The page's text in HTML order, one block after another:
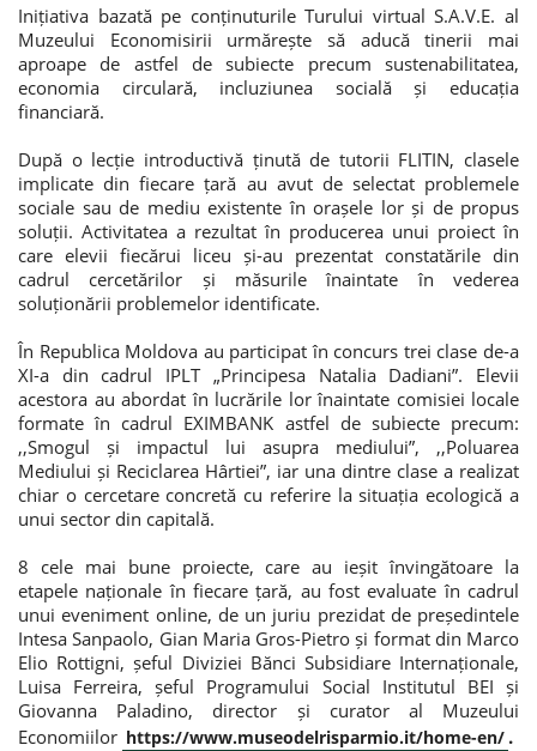
Inițiativa bazată pe conținuturile Turului virtual S.A.V.E. al
Muzeului Economisirii urmărește să aducă tinerii mai
aproape de astfel de subiecte precum sustenabilitatea,
economia circulară, incluziunea socială și educația
financiară.
După o lecție introductivă ținută de tutorii FLITIN, clasele
implicate din fiecare țară au avut de selectat problemele
sociale sau de mediu existente în orașele lor și de propus
soluții. Activitatea a rezultat în producerea unui proiect în
care elevii fiecărui liceu și-au prezentat constatările din
cadrul cercetărilor și măsurile înaintate în vederea
soluționării problemelor identificate.
În Republica Moldova au participat în concurs trei clase de-a
XI-a din cadrul IPLT „Principesa Natalia Dadiani”. Elevii
acestora au abordat în lucrările lor înaintate comisiei locale
formate în cadrul EXIMBANK astfel de subiecte precum:
,,Smogul și impactul lui asupra mediului”, ,,Poluarea
Mediului și Reciclarea Hârtiei”, iar una dintre clase a realizat
chiar o cercetare concretă cu referire la situația ecologică a
unui sector din capitală.
8 cele mai bune proiecte, care au ieșit învingătoare la
etapele naționale în fiecare țară, au fost evaluate în cadrul
unui eveniment online, de un juriu prezidat de președintele
Intesa Sanpaolo, Gian Maria Gros-Pietro și format din Marco
Elio Rottigni, șeful Diviziei Bănci Subsidiare Internaționale,
Luisa Ferreira, șeful Programului Social Institutul BEI și
Giovanna Paladino, director și curator al Muzeului
Economiilor https://www.museodelrisparmio.it/home-en/ .